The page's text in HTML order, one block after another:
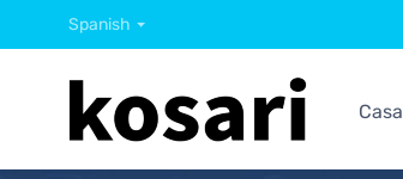
Spanish
Casa